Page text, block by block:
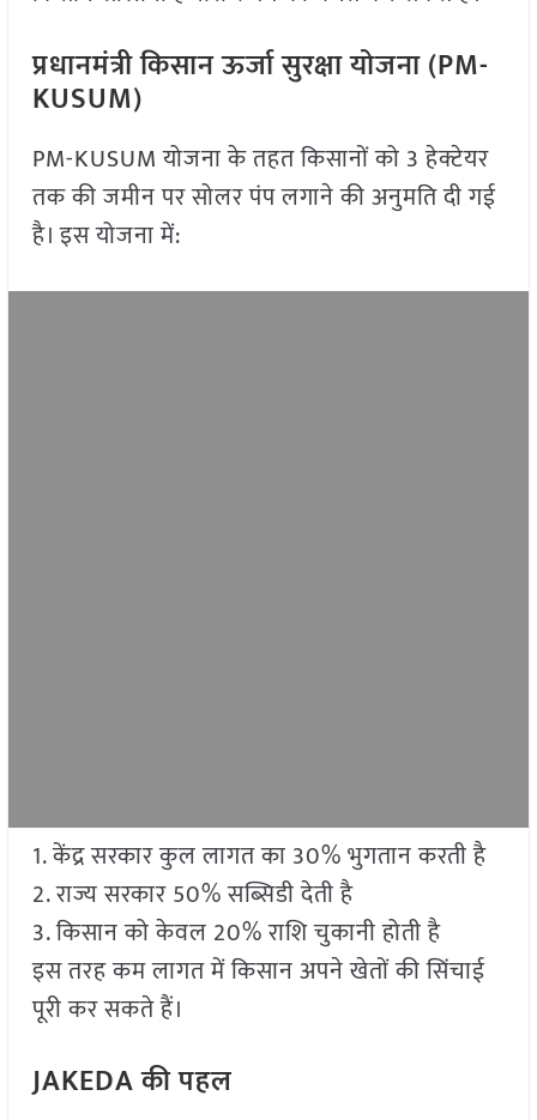
प्रधानमंत्री किसान ऊर्जा सुरक्षा योजना (PM-
KUSUM)
PM-KUSUM योजना के तहत किसानों को 3 हेक्टेयर
तक की जमीन पर सोलर पंप लगाने की अनुमति दी गई
है। इस योजना में:
1. केंद्र सरकार कुल लागत का 30% भुगतान करती है
2. राज्य सरकार 50% सब्सिडी देती है
3. किसान को केवल 20% राशि चुकानी होती है
इस तरह कम लागत में किसान अपने खेतों की सिंचाई
पूरी कर सकते हैं।
JAKEDA की पहल